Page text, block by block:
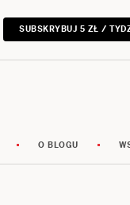
SUBSKRYBUJ 5 ZŁ /
O BLOGU